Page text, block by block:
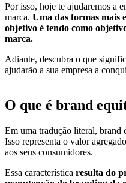
Por isso, hoje te ajudaremos a
marca. Uma das formas mais
objetivo é tendo como
marca.
Adiante, descubra o que
ajudarão a sua empresa a
O que é brand
Em uma tradução literal, brand
Isso representa o valor
aos seus consumidores.
Essa característica resulta do